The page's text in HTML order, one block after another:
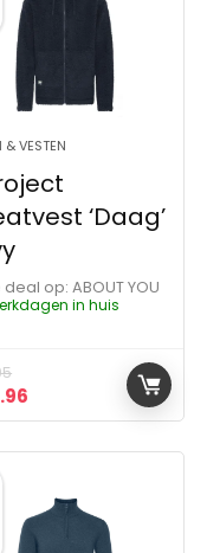
& VESTEN
‘Daag’
deal op:
ABOUT YOU
in huis
prijs
Huidige prijs is: